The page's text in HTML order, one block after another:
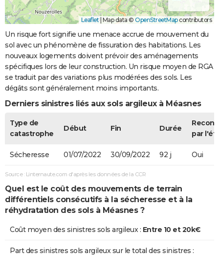
Leaflet| Map data © OpenStreetMapcontributors
Un risque fort signifie une menace accrue de mouvement du
sol avec un phénomène de fissuration des habitations. Les
nouveaux logements doivent prévoir des aménagements
spécifiques lors de leur construction. Un risque moyen de RGA
se traduit par des variations plus modérées des sols. Les
dégâts sont généralement moins importants.
Derniers sinistres liés aux sols argileux à Méasnes
Type de
catastrophe
Début Fin Durée
par
Sécheresse 01/07/2022 30/09/2022 92 j Oui
Source : Linternaute.com d'après les données de la CCR
Quel est le coût des mouvements de terrain
différentiels consécutifs à la sécheresse et à la
réhydratation des sols à Méasnes ?
Coût moyen des sinistres sols argileux : Entre 10 et 20k€
Part des sinistres sols argileux sur le total des sinistres :